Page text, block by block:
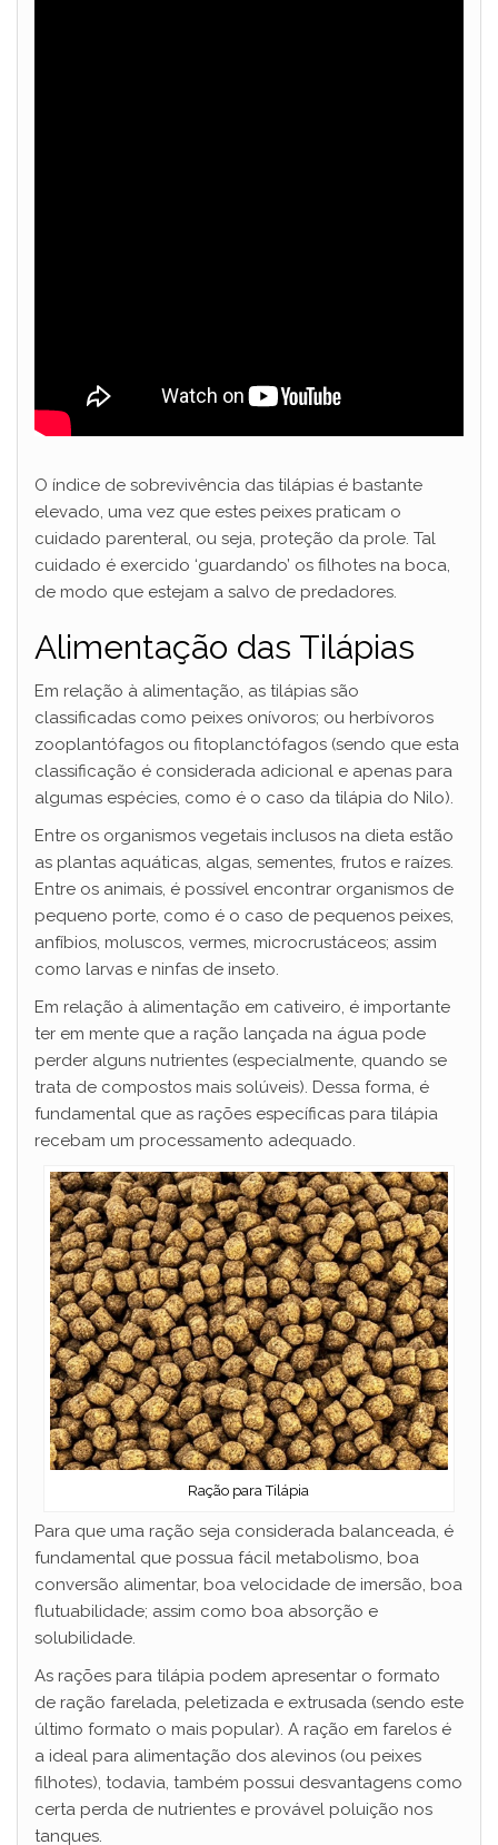
O índice de sobrevivência das tilápias é bastante
elevado, uma vez que estes peixes praticam o
cuidado parenteral, ou seja, proteção da prole. Tal
cuidado é exercido ‘guardando’ os filhotes na boca,
de modo que estejam a salvo de predadores.
Alimentação das Tilápias
Em relação à alimentação, as tilápias são
classificadas como peixes onívoros; ou herbívoros
zooplantófagos ou fitoplanctófagos (sendo que esta
classificação é considerada adicional e apenas para
algumas espécies, como é o caso da tilápia do Nilo).
Entre os organismos vegetais inclusos na dieta estão
as plantas aquáticas, algas, sementes, frutos e raízes.
Entre os animais, é possível encontrar organismos de
pequeno porte, como é o caso de pequenos peixes,
anfíbios, moluscos, vermes, microcrustáceos; assim
como larvas e ninfas de inseto.
Em relação à alimentação em cativeiro, é importante
ter em mente que a ração lançada na água pode
perder alguns nutrientes (especialmente, quando se
trata de compostos mais solúveis). Dessa forma, é
fundamental que as rações específicas para tilápia
recebam um processamento adequado.
Ração para Tilápia
Para que uma ração seja considerada balanceada, é
fundamental que possua fácil metabolismo, boa
conversão alimentar, boa velocidade de imersão, boa
flutuabilidade; assim como boa absorção e
solubilidade.
As rações para tilápia podem apresentar o formato
de ração farelada, peletizada e extrusada (sendo este
último formato o mais popular). A ração em farelos é
a ideal para alimentação dos alevinos (ou peixes
filhotes), todavia, também possui desvantagens como
certa perda de nutrientes e provável poluição nos
tanques.